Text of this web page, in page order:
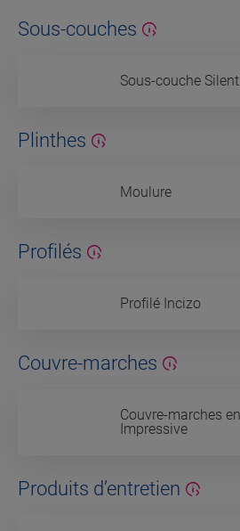
Sous-couches
Sous-couche
Plinthes
Moulure
Profilés
Profilé Incizo
Couvre-marches
Couvre-marches
Impressive
Produits d’entretien